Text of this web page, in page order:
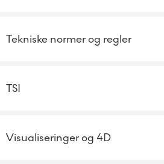
Tekniske normer og regler
TSI
Visualiseringer og 4D